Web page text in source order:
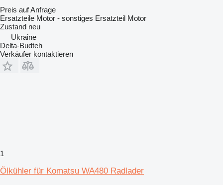
Preis auf Anfrage
Ersatzteile Motor - sonstiges Ersatzteil Motor
Zustand neu
Ukraine
Delta-Budteh
Verkäufer kontaktieren
1
Ölkühler für Komatsu WA480 Radlader